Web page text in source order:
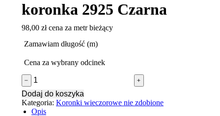
koronka 2925 Czarna
98,00 złcena za metr bieżący
Zamawiam długość (m)
Cena za wybrany odcinek
ilość
koronka
2925
Czarna
﹣
﹢
Dodaj do koszyka
Kategoria: Koronki wieczorowe nie zdobione
Opis